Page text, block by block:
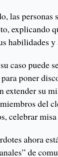
las personas
explicando
habilidades
caso puede
poner
extender su
del
celebrar
ahora
de